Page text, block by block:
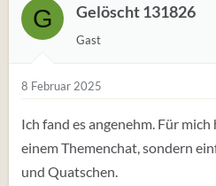
e
r
n
S
t
t
G Gelöscht 131826
Gast
8 Februar 2025
Ich fand es angenehm. Für
einem Themenchat, sondern
und Quatschen.